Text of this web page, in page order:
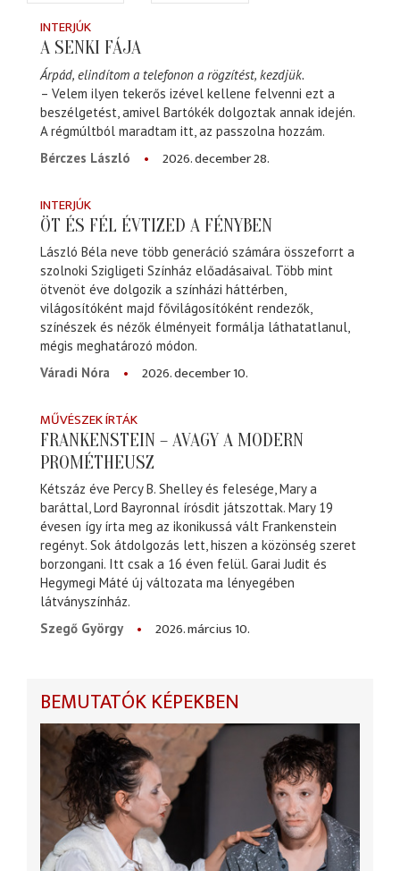
INTERJÚK
A SENKI FÁJA
Árpád, elindítom a telefonon a rögzítést, kezdjük.
– Velem ilyen tekerős izével kellene felvenni ezt a
beszélgetést, amivel Bartókék dolgoztak annak idején.
A régmúltból maradtam itt, az passzolna hozzám.
Bérczes László
2026. december 28.
INTERJÚK
ÖT ÉS FÉL ÉVTIZED A FÉNYBEN
László Béla neve több generáció számára összeforrt a
szolnoki Szigligeti Színház előadásaival. Több mint
ötvenöt éve dolgozik a színházi háttérben,
világosítóként majd fővilágosítóként rendezők,
színészek és nézők élményeit formálja láthatatlanul,
mégis meghatározó módon.
Váradi Nóra
2026. december 10.
MŰVÉSZEK ÍRTÁK
FRANKENSTEIN – AVAGY A MODERN
PROMÉTHEUSZ
Kétszáz éve Percy B. Shelley és felesége, Mary a
baráttal, Lord Bayronnal írósdit játszottak. Mary 19
évesen így írta meg az ikonikussá vált Frankenstein
regényt. Sok átdolgozás lett, hiszen a közönség szeret
borzongani. Itt csak a 16 éven felül. Garai Judit és
Hegymegi Máté új változata ma lényegében
látványszínház.
Szegő György
2026. március 10.
BEMUTATÓK KÉPEKBEN